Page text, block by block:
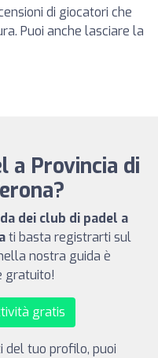
di giocatori che
Puoi anche lasciare la
a Provincia di
dei club di padel a
ti basta registrarti sul
nostra guida è
gratuito!
gratis
del tuo profilo, puoi